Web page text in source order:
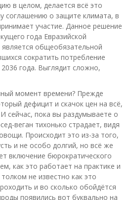
в целом, делается всё это
соглашению о защите климата, в
участие. Данное решение
года Евразийской
общеобязательной
сократить потребление
года. Выглядит сложно,
момент времени? Прежде
дефицит и скачок цен на всё,
сейчас, пока вы раздумываете о
веган тихонько страдает, видя
Происходит это из-за того,
и не особо долгий, но всё же
включение бюрократического
как это работает на практике и
не известно как это
и во сколько обойдётся
появились вот буквально на